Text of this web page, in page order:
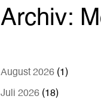
Archiv:
August 2026 (1)
Juli 2026 (18)